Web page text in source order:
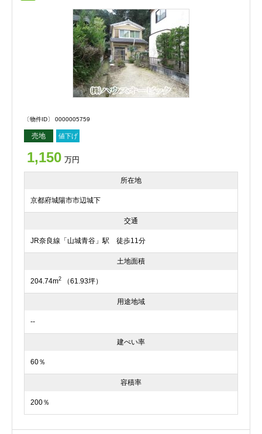
〔物件ID〕 0000005759
売地 値下げ
1,150 万円
所在地
京都府城陽市市辺城下
交通
JR奈良線「山城青谷」駅 徒歩11分
土地面積
204.74m2 （61.93坪）
用途地域
--
建ぺい率
60％
容積率
200％